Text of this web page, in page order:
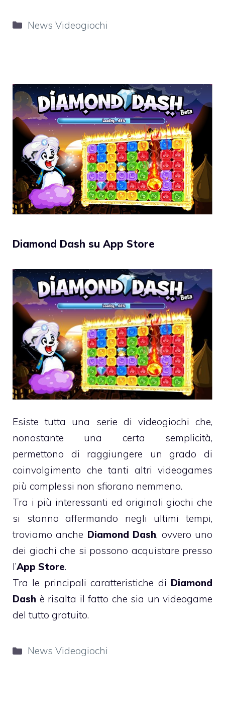
Categorie
News Videogiochi
Diamond Dash su App Store
Esiste tutta una serie di videogiochi che,
nonostante una certa semplicità,
permettono di raggiungere un grado di
coinvolgimento che tanti altri videogames
più complessi non sfiorano nemmeno.
Tra i più interessanti ed originali giochi che
si stanno affermando negli ultimi tempi,
troviamo anche Diamond Dash, ovvero uno
dei giochi che si possono acquistare presso
l’App Store.
Tra le principali caratteristiche di Diamond
Dash è risalta il fatto che sia un videogame
del tutto gratuito.
Categorie
News Videogiochi